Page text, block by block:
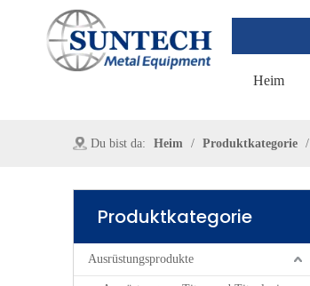
Heim
Du bist da: Heim / Produktkategorie /
Produktkategorie
Ausrüstungsprodukte